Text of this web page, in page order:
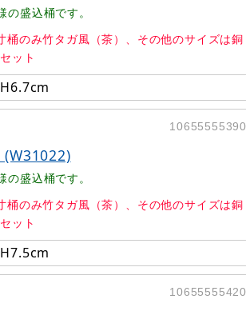
盛込桶です。
桶のみ竹タガ風（茶）、その他のサイズは銅
ット
10655555390
盛込桶です。
桶のみ竹タガ風（茶）、その他のサイズは銅
ット
10655555420